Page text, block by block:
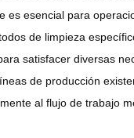
esencial para
de limpieza
satisfacer diversas
de producción
al flujo de trabajo